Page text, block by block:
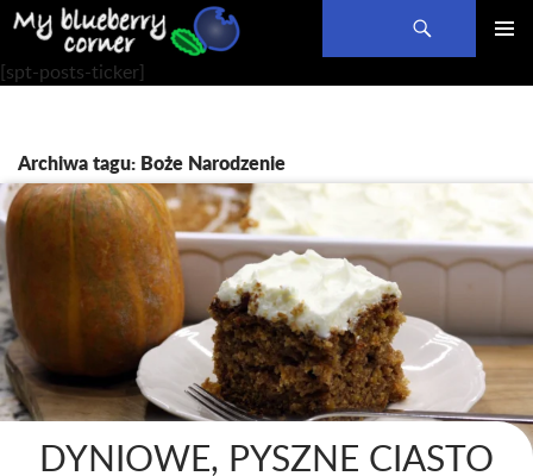
Szukaj
PRZEJDŹ
DO
[spt-posts-ticker]
Archiwa tagu: Boże Narodzenie
DYNIOWE, PYSZNE CIASTO